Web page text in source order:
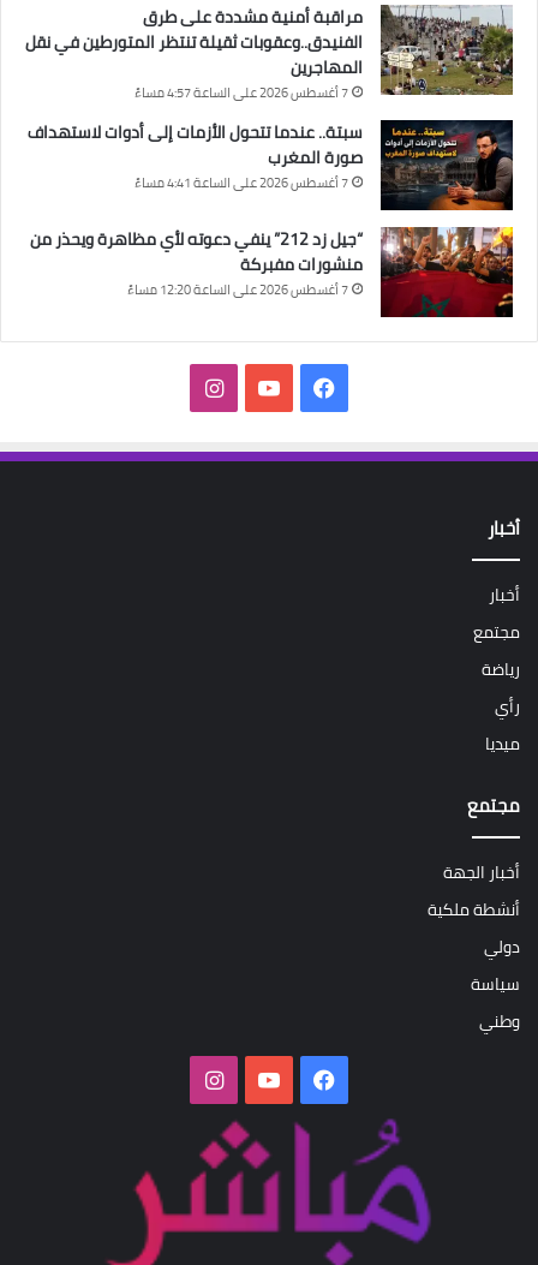
مراقبة أمنية مشددة على طرق
الفنيدق..وعقوبات ثقيلة تنتظر المتورطين في نقل
المهاجرين
7 أغسطس 2026 على الساعة 4:57 مساءً
سبتة.. عندما تتحول الأزمات إلى أدوات لاستهداف
صورة المغرب
7 أغسطس 2026 على الساعة 4:41 مساءً
“جيل زد 212” ينفي دعوته لأي مظاهرة ويحذر من
منشورات مفبركة
7 أغسطس 2026 على الساعة 12:20 مساءً
فيسبوك‫YouTubeانستقرام
أخبار
أخبار
مجتمع
رياضة
رأي
ميديا
مجتمع
أخبار الجهة
أنشطة ملكية
دولي
سياسة
وطني
فيسبوك‫YouTubeانستقرام